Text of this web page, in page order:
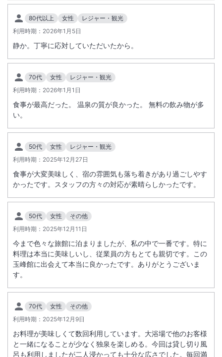
宿はベテランの従業員の方が多く、さりげなく行き届いた対
応。また、小学生以下の子供はいないので、静かに快適に過ご
すことができた。高いアンケート評価も納得の宿。
80代以上 女性
レジャー・観光
利用時期： 2026年1月5日
静か。丁寧に応対していただいたから。
70代 女性
レジャー・観光
利用時期： 2026年1月1日
食事が最高だった。 温泉の質が良かった。 無料の飲み物が多
い。
50代 女性
レジャー・観光
利用時期： 2025年12月27日
食事が大変美味しく、宿の雰囲気も落ち着きがあり過ごしやす
かったです。スタッフの方々の対応が素晴らしかったです。
50代 女性
その他
利用時期： 2025年12月11日
今まで色々な旅館に泊まりましたが、私の中で一番です。特に
料理は本当に美味しいし、従業員の方もとても親切です。この
玉峰館に出会えて本当に良かったです。ありがとうございま
す。
70代 女性
その他
利用時期： 2025年12月9日
お料理が美味しくて数回利用しています。大浴場で他のお客様
と一緒になることが少なく独泉を楽しめる。今回は貸し切り風
呂も利用しましたが二人浸かっても十分な広さでした。毎回満